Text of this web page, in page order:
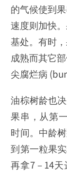
的气候使到
速度则加快
基处。有时
成熟而其它
尖腐烂病
油棕树龄也
果串，从第
时间。中龄
到第一粒果
再拿7 – 14